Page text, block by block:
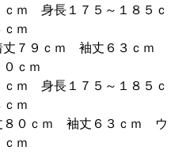
ｃｍ 身長１７５～１８５ｃ
ｍ
９ｃｍ 袖丈６３ｃｍ
０ｃｍ
ｃｍ 身長１７５～１８５ｃ
８ｃｍ
０ｃｍ 袖丈６３ｃｍ ウ
ｃｍ